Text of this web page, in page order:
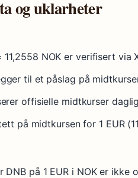
og uklarheter
11,2558 NOK er verifisert via
til et påslag på
offisielle midtkurser
på midtkursen for 1 EUR
DNB på 1 EUR i NOK er ikke